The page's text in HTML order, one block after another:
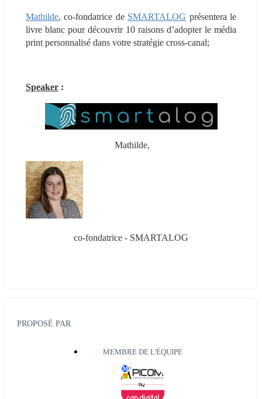
Mathilde, co-fondatrice de SMARTALOG présentera le
livre blanc pour découvrir 10 raisons d’adopter le média
print personnalisé dans votre stratégie cross-canal;
Speaker :
Mathilde,
co-fondatrice - SMARTALOG
PROPOSÉ PAR
MEMBRE DE L'ÉQUIPE
M